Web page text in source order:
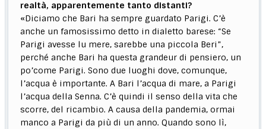
realtà, apparentemente tanto distanti?
«Diciamo che Bari ha sempre guardato Parigi. C’è
anche un famosissimo detto in dialetto barese: “Se
Parigi avesse lu mere, sarebbe una piccola Beri”,
perché anche Bari ha questa grandeur di pensiero, un
po’come Parigi. Sono due luoghi dove, comunque,
l’acqua è importante. A Bari l’acqua di mare, a Parigi
l’acqua della Senna. C’è quindi il senso della vita che
scorre, del ricambio. A causa della pandemia, ormai
manco a Parigi da più di un anno. Quando sono lì,